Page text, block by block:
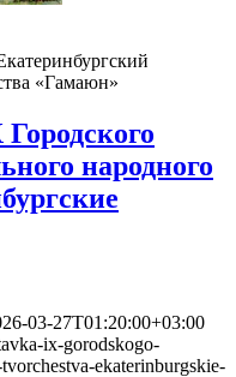
«Гамаюн»
народного
03-27T01:20:00+03:00
ix-gorodskogo-
ekaterinburgskie-